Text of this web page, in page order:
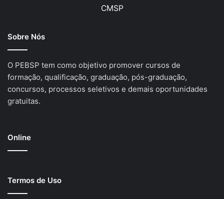
CMSP
Sobre Nós
O PEBSP tem como objetivo promover cursos de
formação, qualificação, graduação, pós-graduação,
concursos, processos seletivos e demais oportunidades
gratuitas.
Online
Termos de Uso